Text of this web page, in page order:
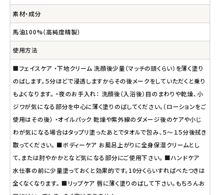
素材・成分
馬油100%（高純度精製）
使用方法
■フェイスケア ・下地クリーム 洗顔後少量（マッチの頭くらい）を薄く塗り
のばします。５分ほどで浸透しますからその後メークをしていただくと乗り
もよくなります。 ・夜のお手入れ： 洗顔後（入浴後）目のまわりや乾燥、小
ジワが気になる部分を中心に薄く塗りのばしてください。（ローションをご
使用はその後） ・オイルパック 乾燥や紫外線のダメージ後のケアや小じ
わが気になる場合はタップリ塗ったあとでタオルで包み、５～１５分後拭き
取ってください。 ■ボディーケア お風呂上がりに全身保湿クリームとし
て、または肘やかかとなど気になる部分にご使用下さい。 ■ハンドケア
水仕事の前に少量塗っておくと効果的です。10分くらいすればべたつきは
全くなくなります。 ■リップケア 唇に薄く塗りのばして下さい。もちろんお